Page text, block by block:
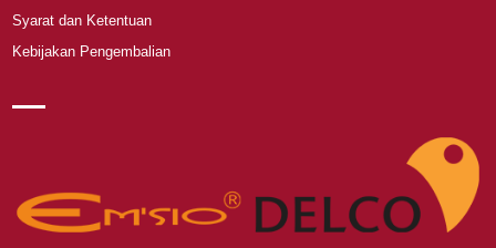
Syarat dan Ketentuan
Kebijakan Pengembalian